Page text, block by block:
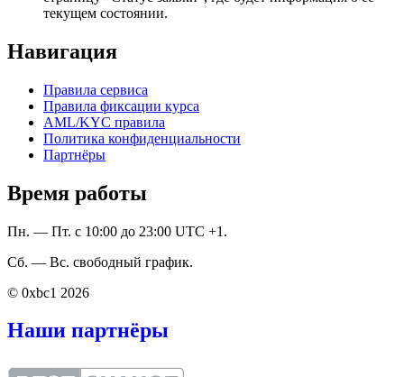
текущем состоянии.
Навигация
Правила сервиса
Правила фиксации курса
AML/KYC правила
Политика конфиденциальности
Партнёры
Время работы
Пн. — Пт. с 10:00 до 23:00 UTC +1.
Сб. — Вс. свободный график.
© 0xbc1 2026
Наши партнёры